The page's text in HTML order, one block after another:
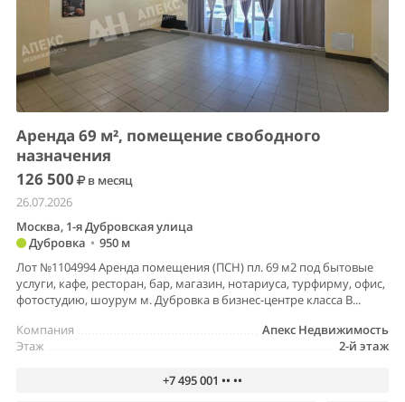
Аренда 69 м², помещение свободного
назначения
126 500
в месяц
26.07.2026
Москва, 1-я Дубровская улица
Дубровка • 950 м
Лот №1104994 Аренда помещения (ПСН) пл. 69 м2 под бытовые
услуги, кафе, ресторан, бар, магазин, нотариуса, турфирму, офис,
фотостудию, шоурум м. Дубровка в бизнес-центре класса В...
Апекс Недвижимость
Компания
2-й этаж
Этаж
+7 495 001 •• ••